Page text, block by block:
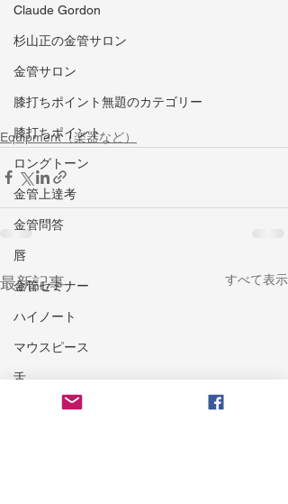
Claude Gordon
杉山正の金管サロン
金管サロン
膝打ちポイント無題のカテゴリー
膝打ちポイント
ロングトーン
金管上達考
金管問答
唇
金管セミナー
ハイノート
マウスピース
舌
ウォームダウン
Equipment（楽器など）
最新記事 すべて表示